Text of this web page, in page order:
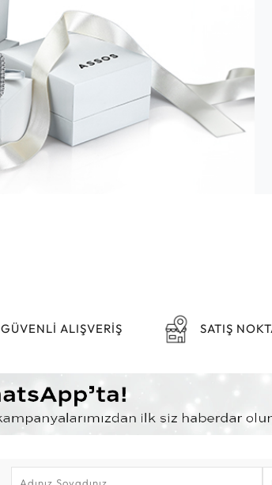
GÜVENLİ ALIŞVERİŞ SATIŞ